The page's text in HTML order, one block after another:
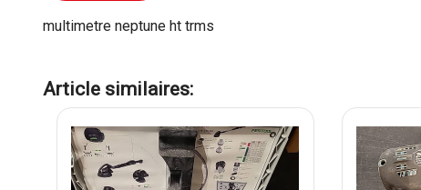
multimetre neptune ht trms
Article similaires: